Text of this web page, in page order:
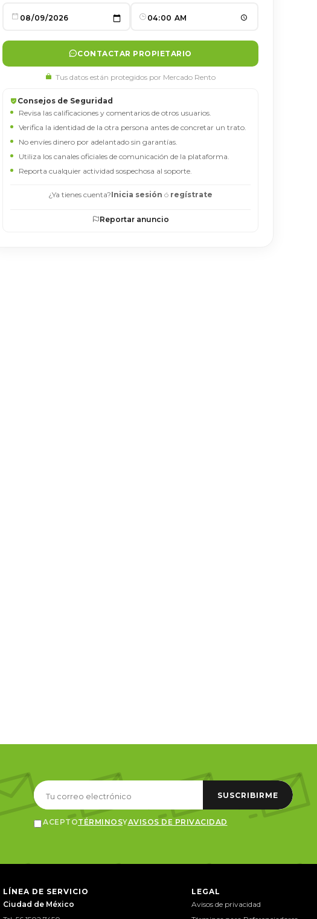
CONTACTAR PROPIETARIO
Tus datos están protegidos por Mercado Rento
Consejos de Seguridad
Revisa las calificaciones y comentarios de otros usuarios.
Verifica la identidad de la otra persona antes de concretar un trato.
No envíes dinero por adelantado sin garantías.
Utiliza los canales oficiales de comunicación de la plataforma.
Reporta cualquier actividad sospechosa al soporte.
¿Ya tienes cuenta?Inicia sesión ó regístrate
Reportar anuncio
SUSCRIBIRME
ACEPTOTÉRMINOSYAVISOS DE PRIVACIDAD
LÍNEA DE SERVICIO
Ciudad de México
LEGAL
Avisos de privacidad